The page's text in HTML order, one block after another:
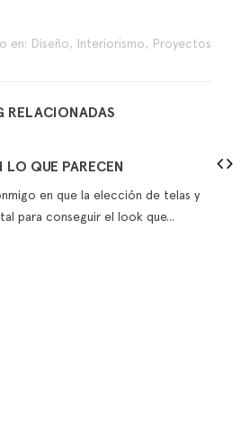
en: Diseño, Interiorismo, Proyectos
RELACIONADAS
QUE PARECEN
en que la elección de telas y
para conseguir el look que...